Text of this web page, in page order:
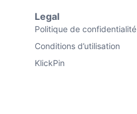
Legal
Politique de confidentialité
Conditions d’utilisation
KlickPin